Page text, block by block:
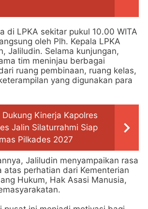
di LPKA sekitar pukul 10.00 WITA
oleh Plh. Kepala LPKA
Jaliludin. Selama kunjungan,
tim meninjau berbagai
ruang pembinaan, ruang kelas,
yang digunakan para
Dukung Kinerja Kapolres
Jalin Silaturrahmi Siap
Pilkades 2027
Jaliludin menyampaikan rasa
atas perhatian dari Kementerian
Hukum, Hak Asasi Manusia,